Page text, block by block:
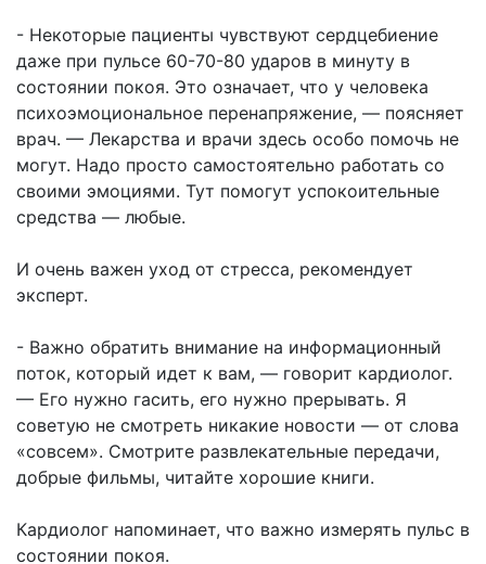
- Некоторые пациенты чувствуют сердцебиение
даже при пульсе 60-70-80 ударов в минуту в
состоянии покоя. Это означает, что у человека
психоэмоциональное перенапряжение, — поясняет
врач. — Лекарства и врачи здесь особо помочь не
могут. Надо просто самостоятельно работать со
своими эмоциями. Тут помогут успокоительные
средства — любые.
И очень важен уход от стресса, рекомендует
эксперт.
- Важно обратить внимание на информационный
поток, который идет к вам, — говорит кардиолог.
— Его нужно гасить, его нужно прерывать. Я
советую не смотреть никакие новости — от слова
«совсем». Смотрите развлекательные передачи,
добрые фильмы, читайте хорошие книги.
Кардиолог напоминает, что важно измерять пульс в
состоянии покоя.